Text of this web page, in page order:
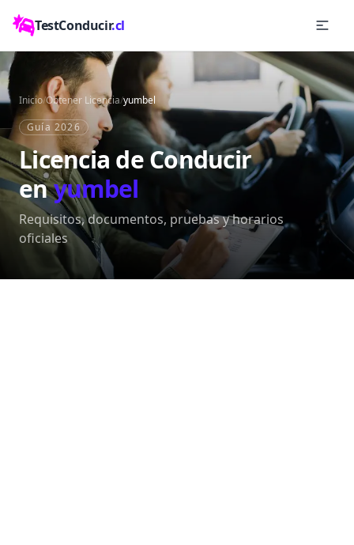
TestConducir.cl
Inicio/Obtener Licencia/yumbel
Guía 2026
Licencia de Conducir
enyumbel
Requisitos, documentos, pruebas y horarios
oficiales